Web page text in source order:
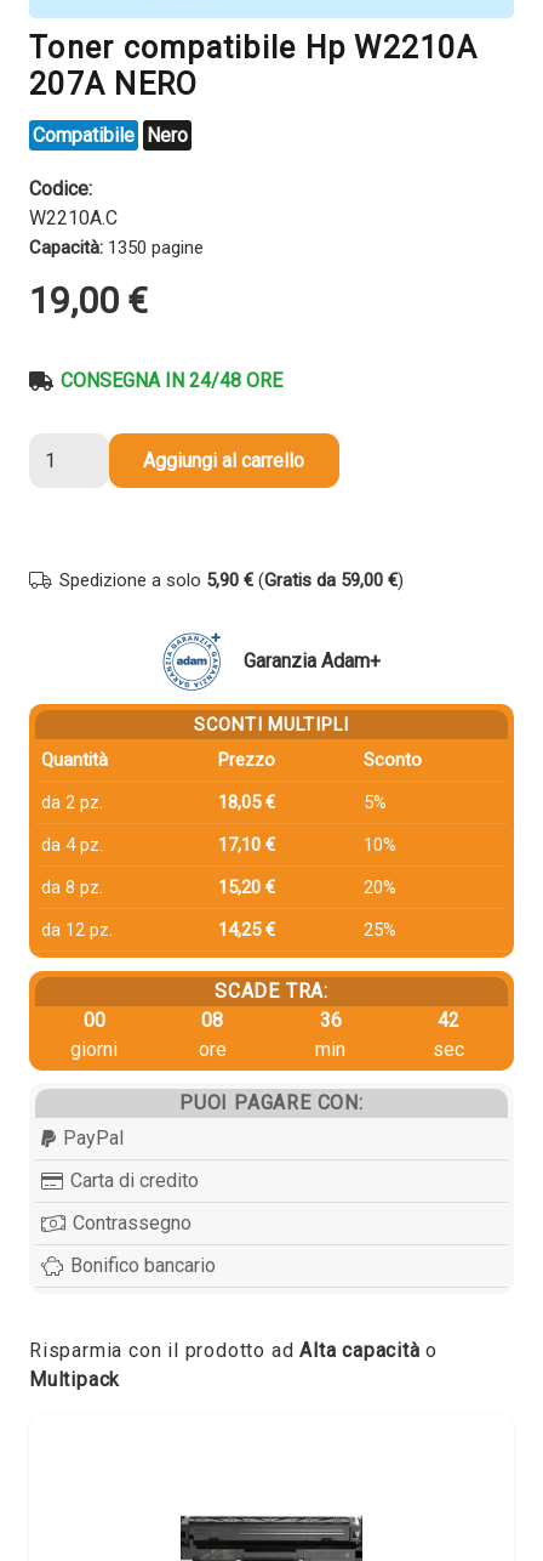
Toner compatibile Hp W2210A
207A NERO
Compatibile Nero
Codice:
W2210A.C
Capacità: 1350 pagine
19,00 €
CONSEGNA IN 24/48 ORE
compatibile
NERO
Aggiungi al carrello
Spedizione a solo 5,90 € (Gratis da 59,00 €)
Garanzia Adam+
SCONTI MULTIPLI
Quantità
Prezzo
Sconto
da 2 pz.
18,05 €
5%
da 4 pz.
17,10 €
10%
da 8 pz.
15,20 €
20%
da 12 pz.
14,25 € 25%
SCADE TRA:
00
giorni
08
ore
36
min
42
sec
PUOI PAGARE CON:
PayPal
Carta di credito
Contrassegno
Bonifico bancario
Risparmia con il prodotto adAlta capacità o
Multipack